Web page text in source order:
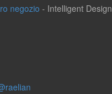
negozio - Intelligent Design